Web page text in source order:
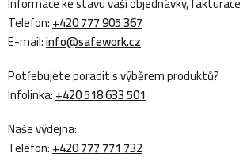
Telefon:+420 777 905 367
E-mail:info@safework.cz
Potřebujete poradit s výběrem produktů?
Infolinka:+420 518 633 501
Naše výdejna:
Telefon:+420 777 771 732